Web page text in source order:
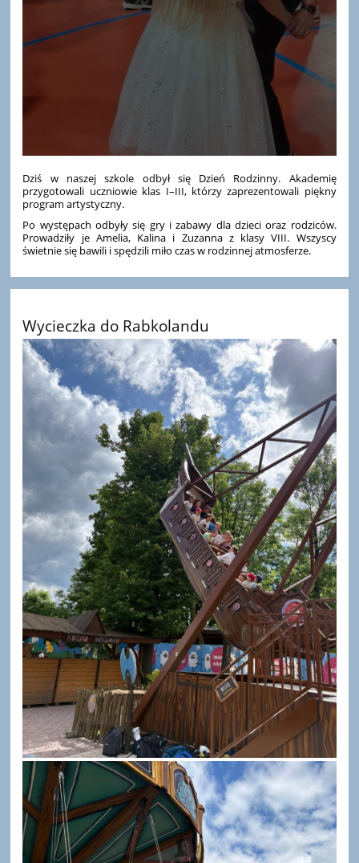
Dziś w naszej szkole odbył się Dzień Rodzinny. Akademię
przygotowali uczniowie klas I–III, którzy zaprezentowali piękny
program artystyczny.
Po występach odbyły się gry i zabawy dla dzieci oraz rodziców.
Prowadziły je Amelia, Kalina i Zuzanna z klasy VIII. Wszyscy
świetnie się bawili i spędzili miło czas w rodzinnej atmosferze.
Wycieczka do Rabkolandu